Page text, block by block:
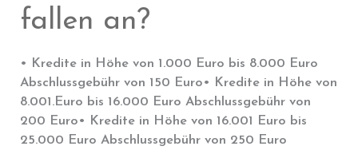
fallen an?
• Kredite in Höhe von 1.000 Euro bis 8.000 Euro
Abschlussgebühr von 150 Euro• Kredite in Höhe von
8.001.Euro bis 16.000 Euro Abschlussgebühr von
200 Euro• Kredite in Höhe von 16.001 Euro bis
25.000 Euro Abschlussgebühr von 250 Euro